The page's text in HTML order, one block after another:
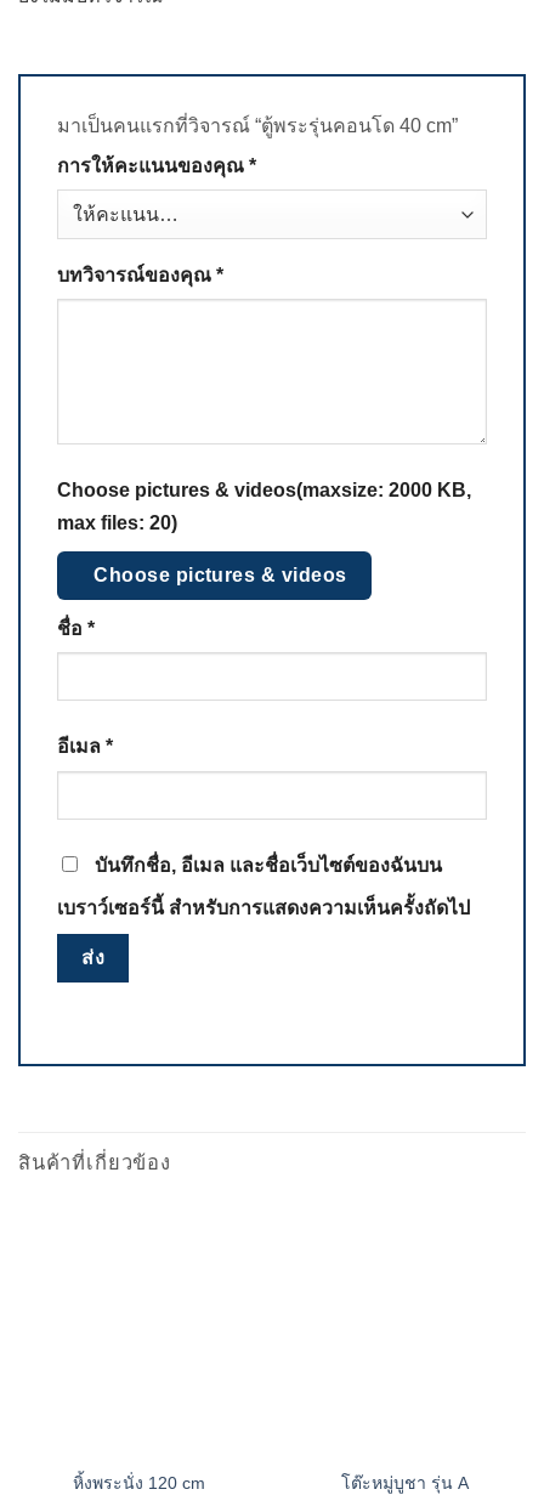
มาเป็นคนแรกที่วิจารณ์ “ตู้พระรุ่นคอนโด 40 cm”
การให้คะแนนของคุณ *
บทวิจารณ์ของคุณ *
Choose pictures & videos(maxsize: 2000 KB,
max files: 20)
Choose pictures & videos
ชื่อ *
อีเมล *
บันทึกชื่อ, อีเมล และชื่อเว็บไซต์ของฉันบน
เบราว์เซอร์นี้ สำหรับการแสดงความเห็นครั้งถัดไป
สินค้าที่เกี่ยวข้อง
หิ้งพระนั่ง 120 cm
โต๊ะหมู่บูชา รุ่น A